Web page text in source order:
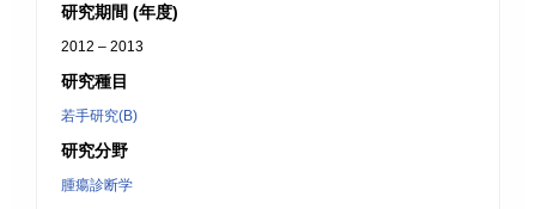
研究期間 (年度)
2012 – 2013
研究種目
若手研究(B)
研究分野
腫瘍診断学